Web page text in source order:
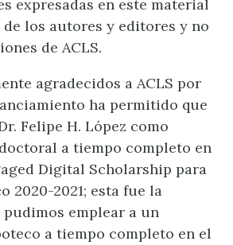
expresadas en este material
los autores y editores y no
de ACLS.
agradecidos a ACLS por
ha permitido que
Felipe H. López como
a tiempo completo en
Digital Scholarship para
2020-2021; esta fue la
emplear a un
a tiempo completo en el